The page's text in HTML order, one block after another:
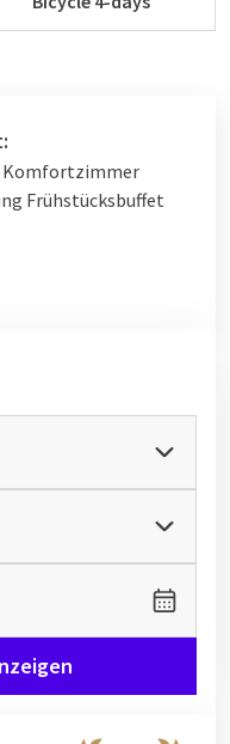
der Meierij mit dem Rad-
und Drunense-
am Strand des
das gemütliche
Ankunft erhalten Sie
Möchten
Routen in der
Van der Valk Hotel 's-
Menü de Witte.
für Ihre Wander- oder
aus frischen
darunter
bieten wir Ihnen
Komfortzimmer
Frühstücksbuffet